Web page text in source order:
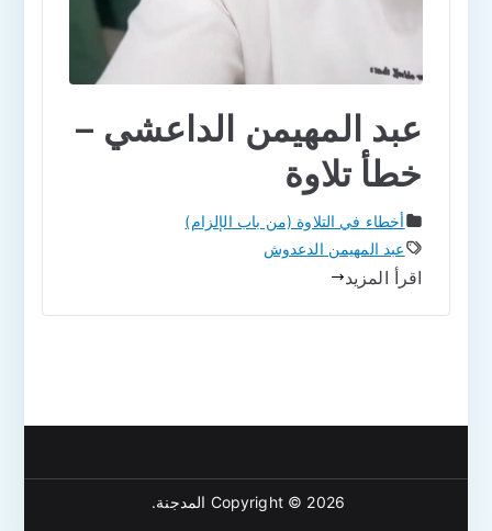
عبد المهيمن الداعشي –
خطأ تلاوة
أخطاء في التلاوة (من باب الإلزام)
عبد المهيمن الدعدوش
اقرأ المزيد
Copyright © 2026 المدجنة.